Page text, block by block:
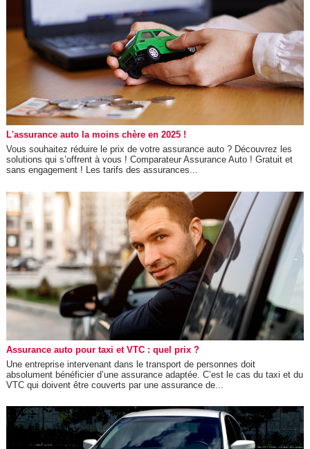
L'assurance auto la moins chère en 2025 !
Vous souhaitez réduire le prix de votre assurance auto ? Découvrez les
solutions qui s’offrent à vous ! Comparateur Assurance Auto ! Gratuit et
sans engagement ! Les tarifs des assurances...
Assurance auto pour taxi et VTC : quel prix ?
Une entreprise intervenant dans le transport de personnes doit
absolument bénéficier d’une assurance adaptée. C’est le cas du taxi et du
VTC qui doivent être couverts par une assurance de...